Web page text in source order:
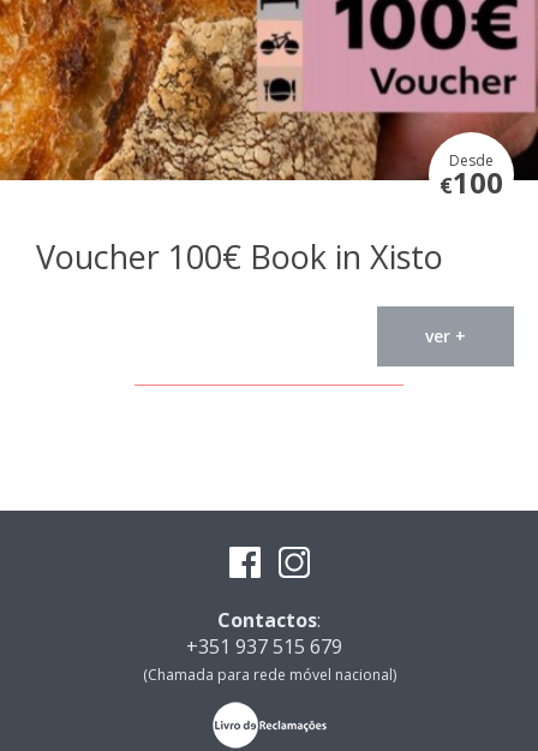
Desde
€100
Voucher 100€ Book in Xisto
ver +
Contactos:
+351 937 515 679
(Chamada para rede móvel nacional)